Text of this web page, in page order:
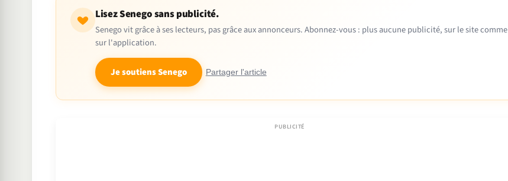
Lisez Senego sans publicité.
Senego vit grâce à ses lecteurs, pas grâce aux annonceurs. Abonnez-vous : plus aucune publicité, sur le site comme
sur l'application.
Je soutiens Senego Partager l'article